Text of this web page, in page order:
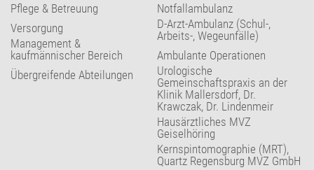
Pflege & Betreuung
Versorgung
Management &
kaufmännischer Bereich
Übergreifende Abteilungen
Notfallambulanz
D-Arzt-Ambulanz (Schul-,
Arbeits-, Wegeunfälle)
Ambulante Operationen
Urologische
Gemeinschaftspraxis an der
Klinik Mallersdorf, Dr.
Krawczak, Dr. Lindenmeir
Hausärztliches MVZ
Geiselhöring
Kernspintomographie (MRT),
Quartz Regensburg MVZ GmbH